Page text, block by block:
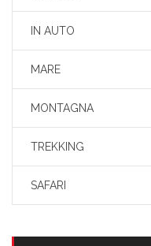
IN AUTO
MARE
MONTAGNA
TREKKING
SAFARI